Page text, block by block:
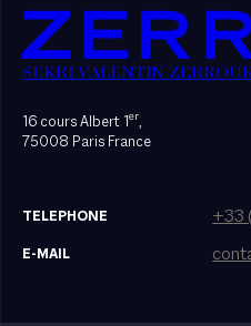
SEKRI VALENTIN
16 cours Albert 1er,
75008 Paris France
TELEPHONE +33
E-MAIL